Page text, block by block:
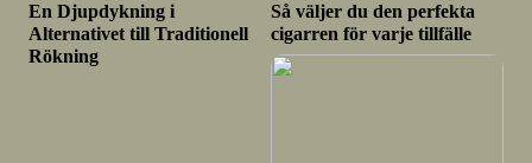
En Djupdykning i
Alternativet till Traditionell
Rökning
Så väljer du den perfekta
cigarren för varje tillfälle